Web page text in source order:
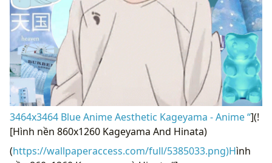
3464x3464 Blue Anime Aesthetic Kageyama - Anime “](!
[Hình nền 860x1260 Kageyama And Hinata)
(https://wallpaperaccess.com/full/5385033.png)Hình